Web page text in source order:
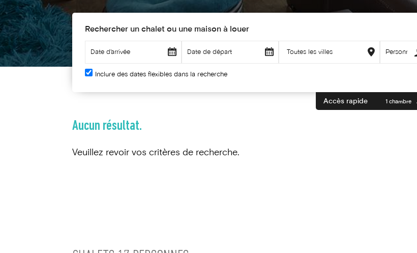
Rechercher un chalet ou une maison à louer
Inclure des dates flexibles dans la recherche
Accès rapide 1 chambre
Aucun résultat.
Veuillez revoir vos critères de recherche.